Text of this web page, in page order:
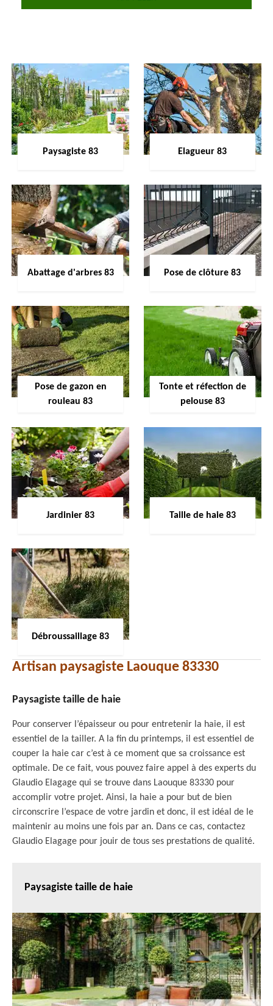
Paysagiste 83 Elagueur 83
Abattage d'arbres 83 Pose de clôture 83
Pose de gazon en
rouleau 83
Tonte et réfection de
pelouse 83
Jardinier 83 Taille de haie 83
Débroussaillage 83
Artisan paysagiste Laouque 83330
Paysagiste taille de haie
Pour conserver l’épaisseur ou pour entretenir la haie, il est
essentiel de la tailler. A la fin du printemps, il est essentiel de
couper la haie car c’est à ce moment que sa croissance est
optimale. De ce fait, vous pouvez faire appel à des experts du
Glaudio Elagage qui se trouve dans Laouque 83330 pour
accomplir votre projet. Ainsi, la haie a pour but de bien
circonscrire l’espace de votre jardin et donc, il est idéal de le
maintenir au moins une fois par an. Dans ce cas, contactez
Glaudio Elagage pour jouir de tous ses prestations de qualité.
Paysagiste taille de haie